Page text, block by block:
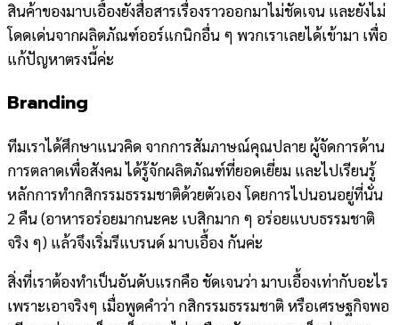
สินค้าของมาบเอื้องยังสื่อสารเรื่องราวออกมาไม่ชัดเจน และยังไม่
โดดเด่นจากผลิตภัณฑ์ออร์แกนิกอื่น ๆ พวกเราเลยได้เข้ามา เพื่อ
แก้ปัญหาตรงนี้ค่ะ
Branding
ทีมเราได้ศึกษาแนวคิด จากการสัมภาษณ์คุณปลาย ผู้จัดการด้าน
การตลาดเพื่อสังคม ได้รู้จักผลิตภัณฑ์ที่ยอดเยี่ยม และไปเรียนรู้
หลักการทำกสิกรรมธรรมชาติด้วยตัวเอง โดยการไปนอนอยู่ที่นั่น
2 คืน (อาหารอร่อยมากนะคะ เบสิกมาก ๆ อร่อยแบบธรรมชาติ
จริง ๆ) แล้วจึงเริ่มรีแบรนด์ มาบเอื้อง กันค่ะ
สิ่งที่เราต้องทำเป็นอันดับแรกคือ ชัดเจนว่า มาบเอื้องเท่ากับอะไร
เพราะเอาจริงๆ เมื่อพูดคำว่า กสิกรรมธรรมชาติ หรือเศรษฐกิจพอ